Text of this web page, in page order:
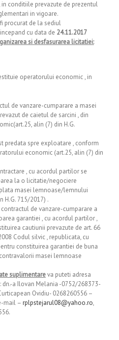
in conditiile prevazute de prezentul
in vigoare.
procurat de la sediul
cu data de 24.11.2017
si desfasurarea licitatiei:
operatorului economic , in
de vanzare-cumparare a masei
de caietul de sarcini , din
alin (7) din H.G.
predata spre exploatare , conform
economic (art.25, alin (7) din
, cu acordul partilor se
la o licitatie/negociere
masei lemnoase/lemnului
H.G. 715/2017) .
de vanzare-cumparare a
garantiei , cu acordul partilor ,
cautiunii prevazute de art. 66
Codul silvic , republicata, cu
constituirea garantiei de buna
masei lemnoase
suplimentareva puteti adresa
a Ilovan Melania -0752/268373-
Ovidiu- 0268260556 –
mail – rplpstejarul08@yahoo.ro,